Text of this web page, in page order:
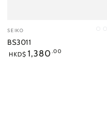
小
販：
SEIKO 01
BS3011
正
HKD$ 1,380 .00